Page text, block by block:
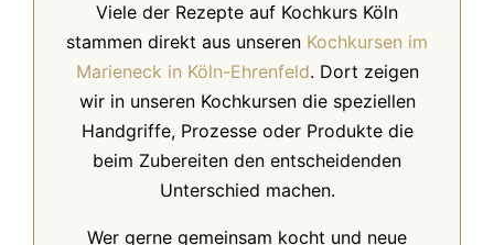
Viele der Rezepte auf Kochkurs Köln
stammen direkt aus unseren Kochkursen im
Marieneck in Köln-Ehrenfeld. Dort zeigen
wir in unseren Kochkursen die speziellen
Handgriffe, Prozesse oder Produkte die
beim Zubereiten den entscheidenden
Unterschied machen.
Wer gerne gemeinsam kocht und neue